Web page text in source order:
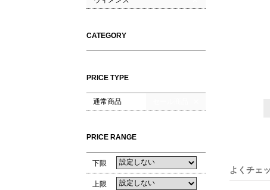
CATEGORY
PRICE TYPE
通常商品
PRICE RANGE
下限
上限
よくチェ